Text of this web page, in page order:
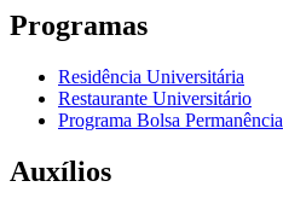
Programas
Residência Universitária
Restaurante Universitário
Programa Bolsa Permanência
Auxílios